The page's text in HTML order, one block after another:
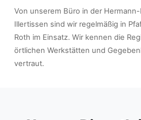
Von unserem Büro in der
Illertissen sind wir regelmäßig in
Roth im Einsatz. Wir kennen die
örtlichen Werkstätten und
vertraut.